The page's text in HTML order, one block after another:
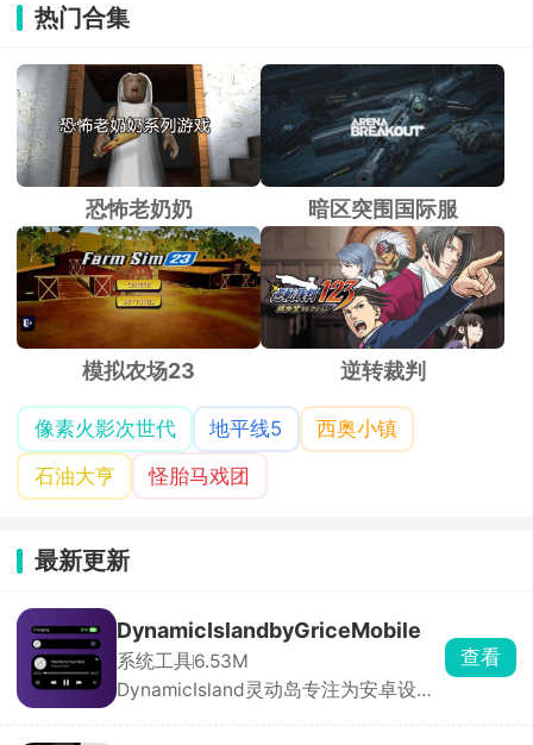
热门合集
恐怖老奶奶 暗区突围国际服
模拟农场23 逆转裁判
像素火影次世代 地平线5
西奥小镇
石油大亨
怪胎马戏团
最新更新
DynamicIslandbyGriceMobile
系统工具6.53M
DynamicIsland灵动岛专注为安卓设备
查看